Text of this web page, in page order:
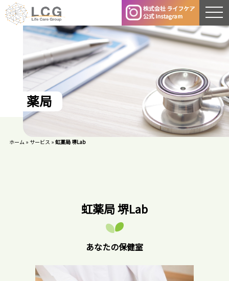
薬局
ホーム» サービス » 虹薬局 堺Lab
虹薬局 堺Lab
あなたの保健室